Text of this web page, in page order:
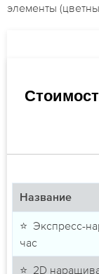
элементы
Название
⭐ Экспресс-
час
⭐ 2D